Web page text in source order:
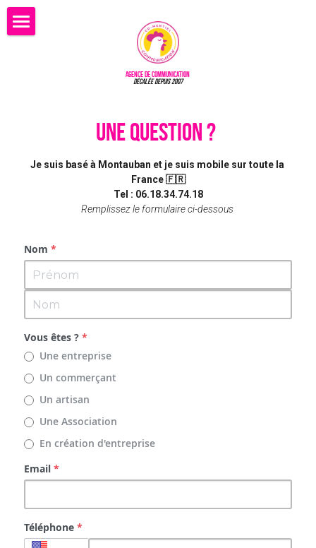
Agence de communication
DÉCALÉE depuis 2007
MAGAZINE
UNE QUESTION ?
Je suis basé à Montauban et je suis mobile sur toute la
France 🇫🇷
Tel : 06.18.34.74.18
Remplissez le formulaire ci-dessous
Nom *
Vous êtes ? *
Une entreprise
Un commerçant
Un artisan
Une Association
En création d'entreprise
Email *
Téléphone *